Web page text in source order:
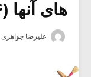
های آنها (۶)
علیرضا جواهری